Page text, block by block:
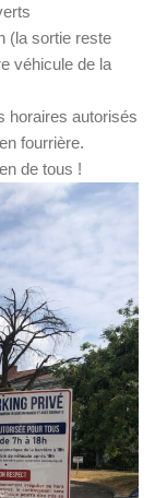
(la sortie reste
véhicule de la
horaires autorisés
fourrière.
de tous !